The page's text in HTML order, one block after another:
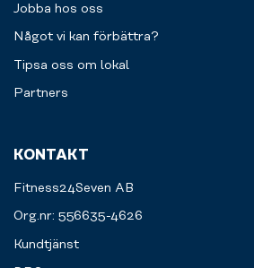
Jobba hos oss
Något vi kan förbättra?
Tipsa oss om lokal
Partners
KONTAKT
Fitness24Seven AB
Org.nr: 556635-4626
Kundtjänst